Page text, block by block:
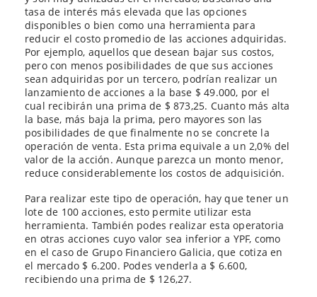
tasa de interés más elevada que las opciones
disponibles o bien como una herramienta para
reducir el costo promedio de las acciones adquiridas.
Por ejemplo, aquellos que desean bajar sus costos,
pero con menos posibilidades de que sus acciones
sean adquiridas por un tercero, podrían realizar un
lanzamiento de acciones a la base $ 49.000, por el
cual recibirán una prima de $ 873,25. Cuanto más alta
la base, más baja la prima, pero mayores son las
posibilidades de que finalmente no se concrete la
operación de venta. Esta prima equivale a un 2,0% del
valor de la acción. Aunque parezca un monto menor,
reduce considerablemente los costos de adquisición.
Para realizar este tipo de operación, hay que tener un
lote de 100 acciones, esto permite utilizar esta
herramienta. También podes realizar esta operatoria
en otras acciones cuyo valor sea inferior a YPF, como
en el caso de Grupo Financiero Galicia, que cotiza en
el mercado $ 6.200. Podes venderla a $ 6.600,
recibiendo una prima de $ 126,27.